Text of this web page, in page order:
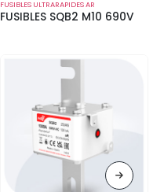
FUSIBLES ULTRARAPIDES AR
FUSIBLES SQB2 M10 690V